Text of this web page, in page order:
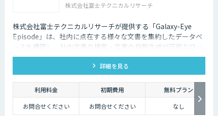
株式会社富士テクニカルリサーチ
株式会社富士テクニカルリサーチが提供する「Galaxy-Eye
Episode」は、社内に点在する様々な文書を集約したデータベ
ースを構築し、社内文書の検索・文書の自動生成が可能なロー
カル対応文書管理AIシステムです。
詳細を見る
利用料金 初期費用
無料プラン
お問合せください
お問合せください なし